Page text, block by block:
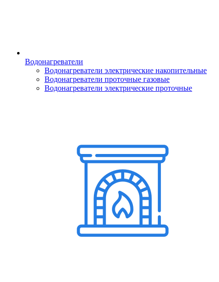
Водонагреватели
Водонагреватели электрические накопительные
Водонагреватели проточные газовые
Водонагреватели электрические проточные